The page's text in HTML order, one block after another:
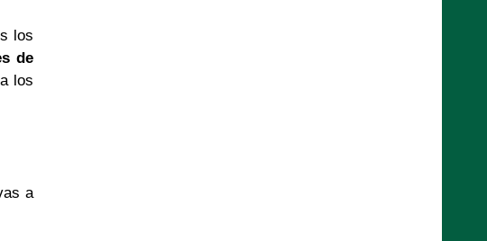
los
de
los
a